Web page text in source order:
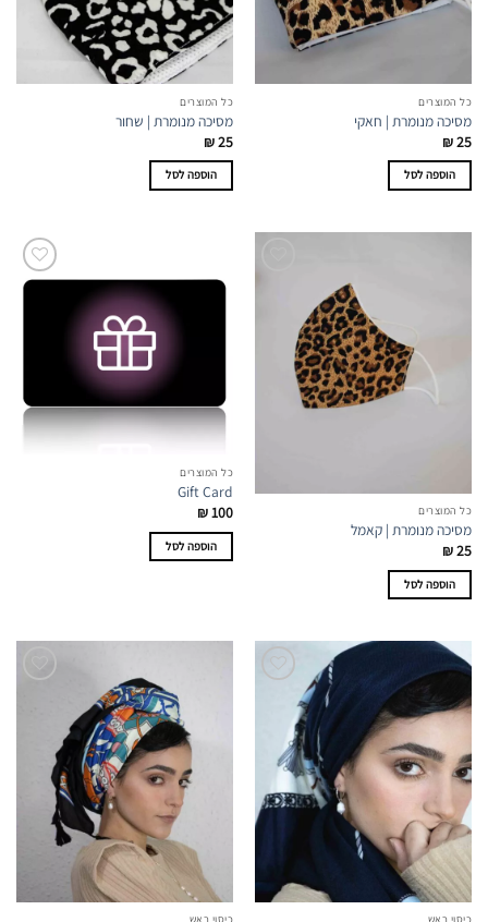
כל המוצרים
מסיכה מנומרת | חאקי
₪25
הוספה לסל
כל המוצרים
מסיכה מנומרת | שחור
₪25
הוספה לסל
כל המוצרים
מסיכה מנומרת | קאמל
₪25
הוספה לסל
כל המוצרים
Gift Card
₪100
הוספה לסל